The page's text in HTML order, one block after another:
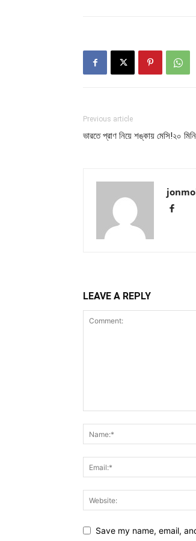
Previous article
ভারতে প্রাণ নিয়ে শঙ্কায় মেসি!২০
LEAVE A REPLY
Save my name, email,